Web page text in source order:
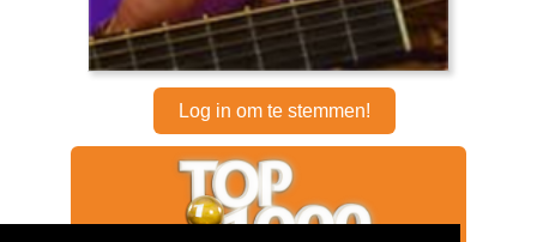
Log in om te stemmen!